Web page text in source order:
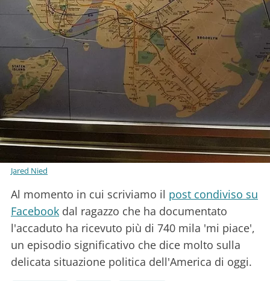
Jared Nied
Al momento in cui scriviamo il post condiviso su
Facebook dal ragazzo che ha documentato
l'accaduto ha ricevuto più di 740 mila 'mi piace',
un episodio significativo che dice molto sulla
delicata situazione politica dell'America di oggi.